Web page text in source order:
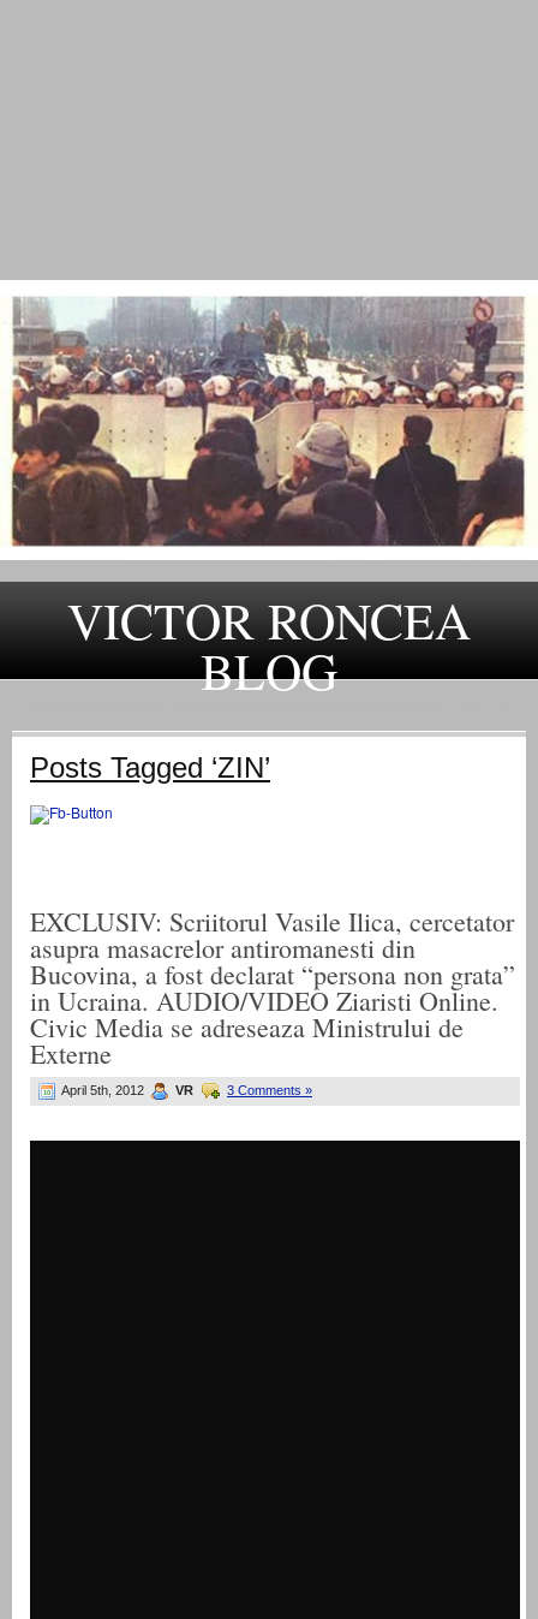
VICTOR RONCEA
BLOG
Posts Tagged ‘ZIN’
EXCLUSIV: Scriitorul Vasile Ilica, cercetator
asupra masacrelor antiromanesti din
Bucovina, a fost declarat “persona non grata”
in Ucraina. AUDIO/VIDEO Ziaristi Online.
Civic Media se adreseaza Ministrului de
Externe
April 5th, 2012 VR 3 Comments »